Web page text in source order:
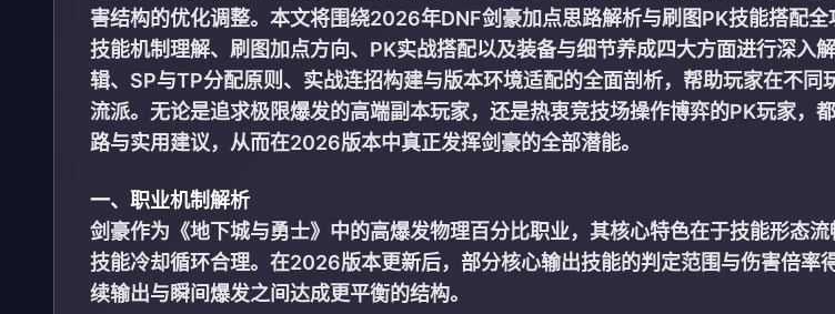
害结构的优化调整。本文将围绕2026年DNF剑豪加点思路解析与刷图PK技能搭配
技能机制理解、刷图加点方向、PK实战搭配以及装备与细节养成四大方面进行深入
辑、SP与TP分配原则、实战连招构建与版本环境适配的全面剖析，帮助玩家在不同
流派。无论是追求极限爆发的高端副本玩家，还是热衷竞技场操作博弈的PK玩家，
路与实用建议，从而在2026版本中真正发挥剑豪的全部潜能。
一、职业机制解析
剑豪作为《地下城与勇士》中的高爆发物理百分比职业，其核心特色在于技能形态
技能冷却循环合理。在2026版本更新后，部分核心输出技能的判定范围与伤害倍率
续输出与瞬间爆发之间达成更平衡的结构。